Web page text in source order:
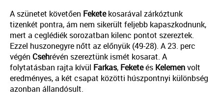
A szünetet követően Feketekosarával zárkóztunk
tizenkét pontra, ám nem sikerült feljebb kapaszkodnunk,
mert a ceglédiék sorozatban kilenc pontot szereztek.
Ezzel huszonegyre nőtt az előnyük (49-28). A 23. perc
végén Csehrévén szereztünk ismét kosarat. A
folytatásban rajta kívül Farkas, Feketeés Kelemenvolt
eredményes, a két csapat közötti húszpontnyi különbség
azonban állandósult.